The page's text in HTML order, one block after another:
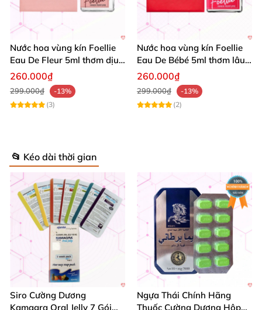
Nước hoa vùng kín Foellie
Eau De Fleur 5ml thơm dịu
ngọt an toàn
260.000₫
299.000₫
-13%
(3)
Nước hoa vùng kín Foellie
Eau De Bébé 5ml thơm lâu
an toàn
260.000₫
299.000₫
-13%
(2)
📂 Kéo dài thời gian
Siro Cường Dương
Kamagra Oral Jelly 7 Gói
Ngựa Thái Chính Hãng
Thuốc Cường Dương Hộp